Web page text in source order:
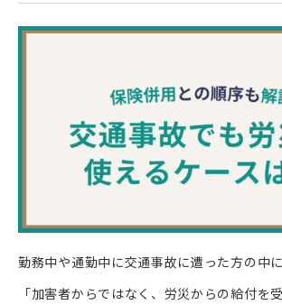
勤務中や通勤中に交通事故に遭った方の中に
「加害者からではなく、労災からの給付を